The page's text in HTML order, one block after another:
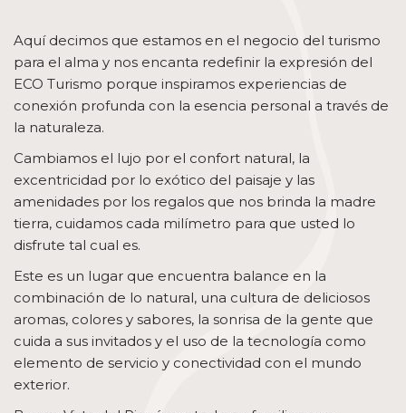
Aquí decimos que estamos en el negocio del turismo
para el alma y nos encanta redefinir la expresión del
ECO Turismo porque inspiramos experiencias de
conexión profunda con la esencia personal a través de
la naturaleza.
Cambiamos el lujo por el confort natural, la
excentricidad por lo exótico del paisaje y las
amenidades por los regalos que nos brinda la madre
tierra, cuidamos cada milímetro para que usted lo
disfrute tal cual es.
Este es un lugar que encuentra balance en la
combinación de lo natural, una cultura de deliciosos
aromas, colores y sabores, la sonrisa de la gente que
cuida a sus invitados y el uso de la tecnología como
elemento de servicio y conectividad con el mundo
exterior.